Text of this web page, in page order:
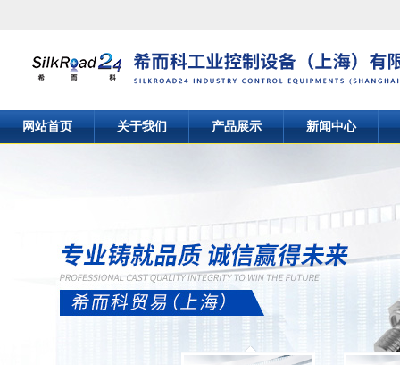
网站首页 关于我们 产品展示 新闻中心